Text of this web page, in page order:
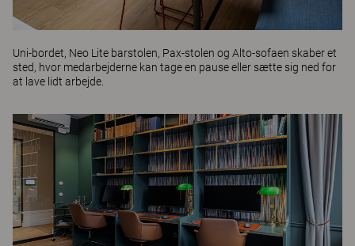
Uni-bordet, Neo Lite barstolen, Pax-stolen og Alto-sofaen skaber et
sted, hvor medarbejderne kan tage en pause eller sætte sig ned for
at lave lidt arbejde.